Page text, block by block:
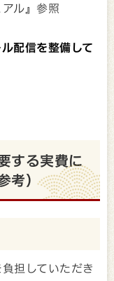
ル』参照
配信を整備して
する実費に
考）
担していただき